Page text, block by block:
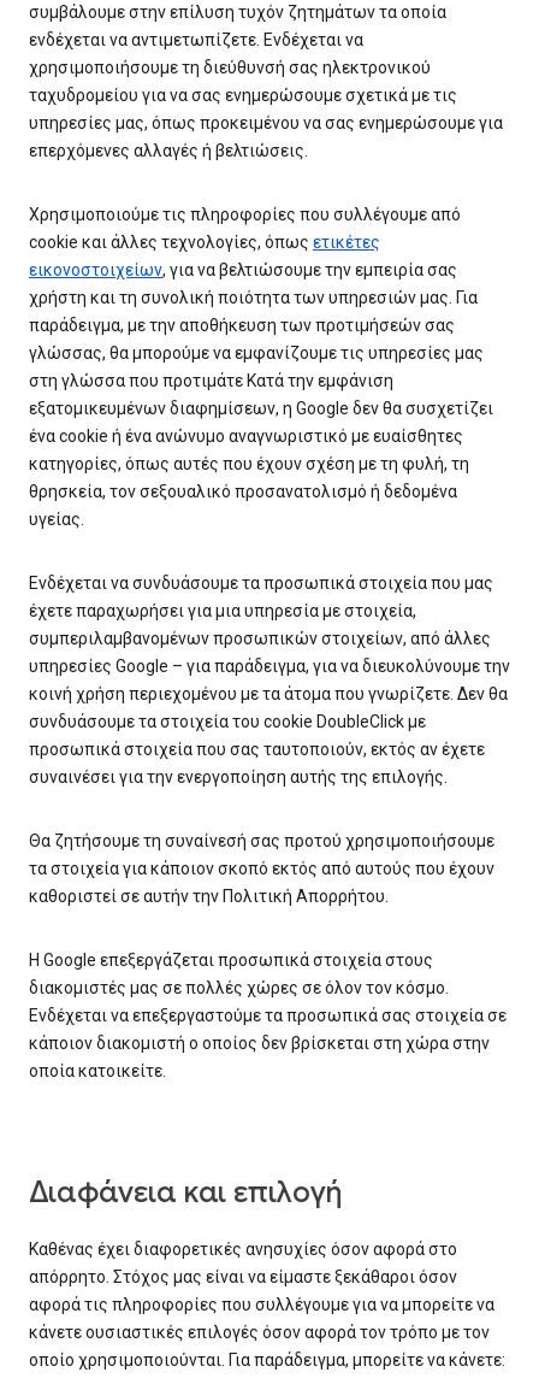
συμβάλουμε στην επίλυση τυχόν ζητημάτων τα οποία
ενδέχεται να αντιμετωπίζετε. Ενδέχεται να
χρησιμοποιήσουμε τη διεύθυνσή σας ηλεκτρονικού
ταχυδρομείου για να σας ενημερώσουμε σχετικά με τις
υπηρεσίες μας, όπως προκειμένου να σας ενημερώσουμε για
επερχόμενες αλλαγές ή βελτιώσεις.
Χρησιμοποιούμε τις πληροφορίες που συλλέγουμε από
cookie και άλλες τεχνολογίες, όπως ετικέτες
εικονοστοιχείων, για να βελτιώσουμε την εμπειρία σας
χρήστη και τη συνολική ποιότητα των υπηρεσιών μας. Για
παράδειγμα, με την αποθήκευση των προτιμήσεών σας
γλώσσας, θα μπορούμε να εμφανίζουμε τις υπηρεσίες μας
στη γλώσσα που προτιμάτε Κατά την εμφάνιση
εξατομικευμένων διαφημίσεων, η Google δεν θα συσχετίζει
ένα cookie ή ένα ανώνυμο αναγνωριστικό με ευαίσθητες
κατηγορίες, όπως αυτές που έχουν σχέση με τη φυλή, τη
θρησκεία, τον σεξουαλικό προσανατολισμό ή δεδομένα
υγείας.
Ενδέχεται να συνδυάσουμε τα προσωπικά στοιχεία που μας
έχετε παραχωρήσει για μια υπηρεσία με στοιχεία,
συμπεριλαμβανομένων προσωπικών στοιχείων, από άλλες
υπηρεσίες Google – για παράδειγμα, για να διευκολύνουμε την
κοινή χρήση περιεχομένου με τα άτομα που γνωρίζετε. Δεν θα
συνδυάσουμε τα στοιχεία του cookie DoubleClick με
προσωπικά στοιχεία που σας ταυτοποιούν, εκτός αν έχετε
συναινέσει για την ενεργοποίηση αυτής της επιλογής.
Θα ζητήσουμε τη συναίνεσή σας προτού χρησιμοποιήσουμε
τα στοιχεία για κάποιον σκοπό εκτός από αυτούς που έχουν
καθοριστεί σε αυτήν την Πολιτική Απορρήτου.
Η Google επεξεργάζεται προσωπικά στοιχεία στους
διακομιστές μας σε πολλές χώρες σε όλον τον κόσμο.
Ενδέχεται να επεξεργαστούμε τα προσωπικά σας στοιχεία σε
κάποιον διακομιστή ο οποίος δεν βρίσκεται στη χώρα στην
οποία κατοικείτε.
Διαφάνεια και επιλογή
Καθένας έχει διαφορετικές ανησυχίες όσον αφορά στο
απόρρητο. Στόχος μας είναι να είμαστε ξεκάθαροι όσον
αφορά τις πληροφορίες που συλλέγουμε για να μπορείτε να
κάνετε ουσιαστικές επιλογές όσον αφορά τον τρόπο με τον
οποίο χρησιμοποιούνται. Για παράδειγμα, μπορείτε να κάνετε: